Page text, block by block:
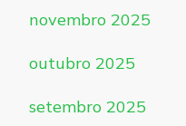
novembro 2025
outubro 2025
setembro 2025